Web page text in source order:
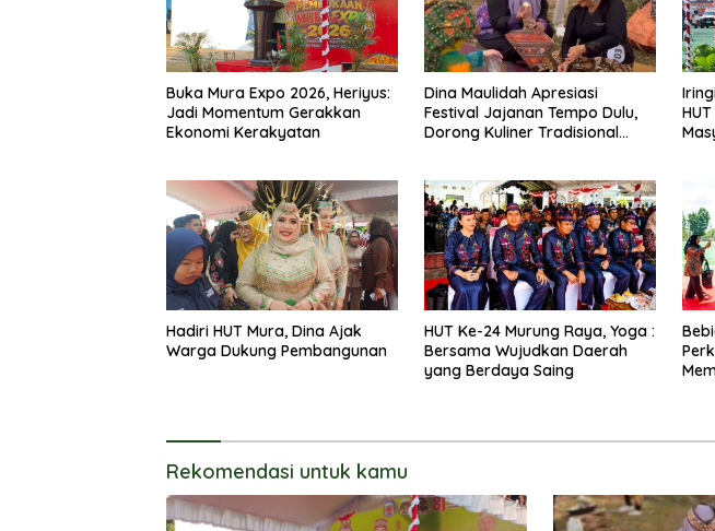
Buka Mura Expo 2026, Heriyus:
Jadi Momentum Gerakkan
Ekonomi Kerakyatan
Dina Maulidah Apresiasi
Festival Jajanan Tempo Dulu,
Dorong Kuliner Tradisional
Hadiri HUT Mura, Dina Ajak
Warga Dukung Pembangunan
HUT Ke-24 Murung Raya, Yoga :
Bersama Wujudkan Daerah
yang Berdaya Saing
Rekomendasi untuk kamu